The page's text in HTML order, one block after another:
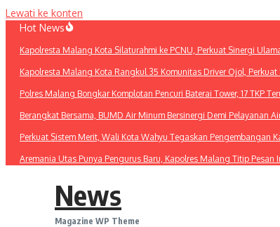
Lewati ke konten
Hot News
Kapolresta Malang Kota Silaturahmi ke PCNU, Perkuat Sinergi
Kapolresta Malang Kota Rangkul 35 Komunitas Driver Ojol,
Polres Malang Bongkar Komplotan Pencuri Baterai Tower, 17 TKP
Berangkat Bersama, BUMD Air Minum Bersinergi Demi Pelayanan
Perkuat Sistem Merit, Wali Kota Wahyu Tegaskan Pengembangan
Aremania Utas Punya Pengurus Baru, Kapolres Malang Titip Pesan
News
Magazine WP Theme